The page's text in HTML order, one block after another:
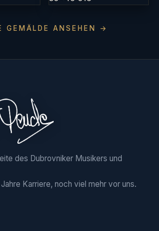
GEMÄLDE ANSEHEN →
des Dubrovniker Musikers und
Karriere, noch viel mehr vor uns.